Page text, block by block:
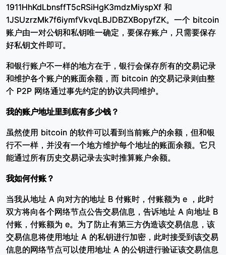
1911HhKdLbnsffT5cRSiHgK3mdzMiyspXf 和
1JSUzrzMk7f6iymfVkvqLBJDBZXBopyfZK。一个 bitcoin
账户由一对公钥和私钥唯一确定，要保存账户，只需要保存
好私钥文件即可。
和银行账户不一样的地方在于，银行会保存所有的交易记录
和维护各个账户的账面余额，而 bitcoin 的交易记录则由整
个 P2P 网络通过事先约定的协议共同维护。
我的账户地址里到底有多少钱？
虽然使用 bitcoin 的软件可以看到当前账户的余额，但和银
行不一样，并没有一个地方维护每个地址的账面余额。它只
能通过所有历史交易记录去实时推算账户余额。
我如何付账？
当我从地址 A 向对方的地址 B 付账时，付账额为 e ，此时
双方将向各个网络节点公告交易信息，告诉地址 A 向地址 B
付账，付账额为 e。为了防止有第三方伪造该交易信息，该
交易信息将使用地址 A 的私钥进行加密，此时接受到该交易
信息的网络节点可以使用地址 A 的公钥进行验证该交易信息